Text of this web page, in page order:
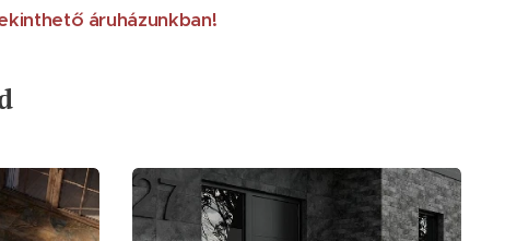
áruházunkban!